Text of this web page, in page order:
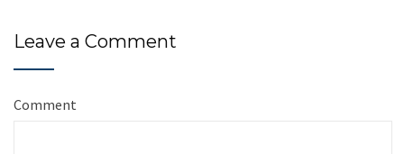
Leave a Comment
Comment